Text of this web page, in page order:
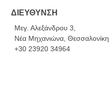
ΔΙΕΥΘΥΝΣΗ
Μεγ. Αλεξάνδρου 3,
Νέα Μηχανιώνα, Θεσσαλονίκη
+30 23920 34964